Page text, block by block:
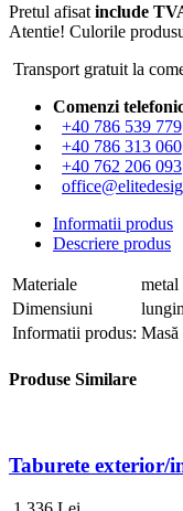
Pretul afisat include
Atentie! Culorile
Transport gratuit la
Comenzi
+40 786 539 779
+40 786 313 060
+40 762 206 093
Informatii produs
Descriere produs
Materiale
Dimensiuni
Informatii produs: Masă
Produse Similare
Taburete exterior/